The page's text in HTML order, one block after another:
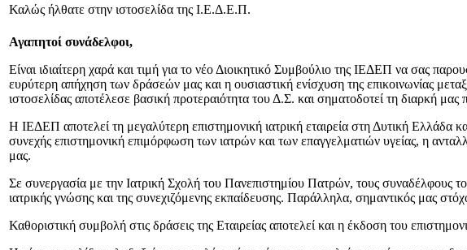
Καλώς ήλθατε στην ιστοσελίδα της Ι.Ε.Δ.Ε.Π.
Αγαπητοί συνάδελφοι,
Είναι ιδιαίτερη χαρά και τιμή για το νέο Διοικητικό Συμβούλιο της ΙΕΔΕΠ να σας
ευρύτερη απήχηση των δράσεών μας και η ουσιαστική ενίσχυση της επικοινωνίας
ιστοσελίδας αποτέλεσε βασική προτεραιότητα του Δ.Σ. και σηματοδοτεί τη διαρκή
Η ΙΕΔΕΠ αποτελεί τη μεγαλύτερη επιστημονική ιατρική εταιρεία στη Δυτική Ελλάδα
συνεχής επιστημονική επιμόρφωση των ιατρών και των επαγγελματιών υγείας, η
μας.
Σε συνεργασία με την Ιατρική Σχολή του Πανεπιστημίου Πατρών, τους συναδέλφους
ιατρικής γνώσης και της συνεχιζόμενης εκπαίδευσης. Παράλληλα, σημαντικός μας
Καθοριστική συμβολή στις δράσεις της Εταιρείας αποτελεί και η έκδοση του